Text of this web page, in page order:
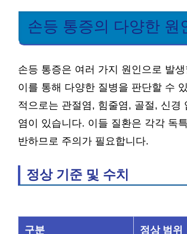
손등 통증의 다양한 원
손등 통증은 여러 가지 원인으로 발
이를 통해 다양한 질병을 판단할 수
적으로는 관절염, 힘줄염, 골절, 신경
염이 있습니다. 이들 질환은 각각 독
반하므로 주의가 필요합니다.
정상 기준 및 수치
구분 정상 범위